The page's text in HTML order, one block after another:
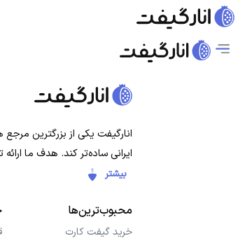
انارگیفت یکی از بزرگترین
ایرانی ساده‌تر کند. هدف ما
بیشتر
محبوب‌ترین‌ها
خرید گیفت کارت